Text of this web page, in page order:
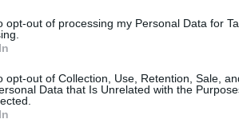
opt-out of processing my Personal Data for
opt-out of Collection, Use, Retention, Sale,
Data that Is Unrelated with the